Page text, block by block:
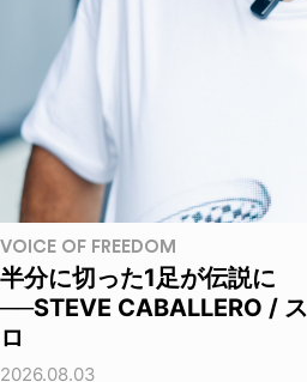
VOICE OF FREEDOM
半分に切った1足が伝説に
──STEVE CABALLERO /
ロ
2026.08.03